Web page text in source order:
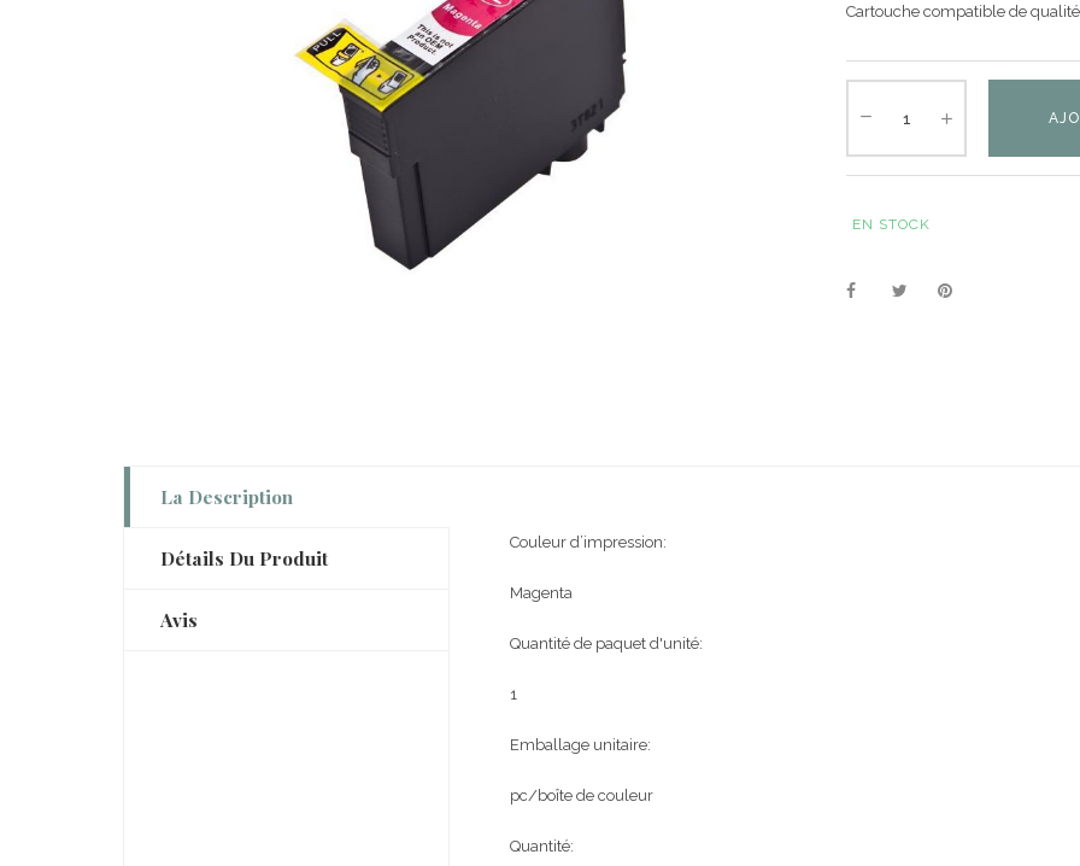
Cartouche compatible de
EN STOCK
La Description
Détails Du Produit
Avis
Couleur d’impression:
Magenta
Quantité de paquet d'unité:
1
Emballage unitaire:
pc/boîte de couleur
Quantité: